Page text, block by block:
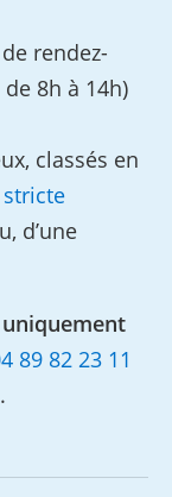
rendez-
8h à 14h)
classés en
stricte
d’une
89 82 23 11